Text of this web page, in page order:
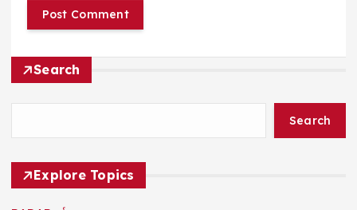
Search
Search
Explore Topics